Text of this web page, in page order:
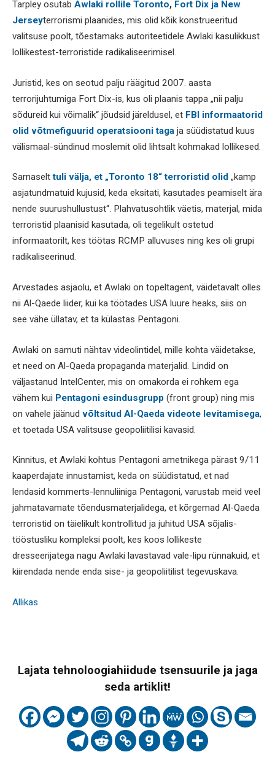
Tarpley osutab Awlaki rollile Toronto, Fort Dix ja New
Jerseyterrorismi plaanides, mis olid kõik konstrueeritud
valitsuse poolt, tõestamaks autoriteetidele Awlaki kasulikkust
lollikestest-terroristide radikaliseerimisel.
Juristid, kes on seotud palju räägitud 2007. aasta
terrorijuhtumiga Fort Dix-is, kus oli plaanis tappa „nii palju
sõdureid kui võimalik“ jõudsid järeldusel, et FBI informaatorid
olid võtmefiguurid operatsiooni taga ja süüdistatud kuus
välismaal-sündinud moslemit olid lihtsalt kohmakad lollikesed.
Sarnaselttuli välja, et „Toronto 18“ terroristid olid „kamp
asjatundmatuid kujusid, keda eksitati, kasutades peamiselt ära
nende suurushullustust“. Plahvatusohtlik väetis, materjal, mida
terroristid plaanisid kasutada, oli tegelikult ostetud
informaatorilt, kes töötas RCMP alluvuses ning kes oli grupi
radikaliseerinud.
Arvestades asjaolu, et Awlaki on topeltagent, väidetavalt olles
nii Al-Qaede liider, kui ka töötades USA luure heaks, siis on
see vähe üllatav, et ta külastas Pentagoni.
Awlaki on samuti nähtav videolintidel, mille kohta väidetakse,
et need on Al-Qaeda propaganda materjalid. Lindid on
väljastanud IntelCenter, mis on omakorda ei rohkem ega
vähem kui Pentagoni esindusgrupp (front group) ning mis
on vahele jäänud võltsitud Al-Qaeda videote levitamisega,
et toetada USA valitsuse geopoliitilisi kavasid.
Kinnitus, et Awlaki kohtus Pentagoni ametnikega pärast 9/11
kaaperdajate innustamist, keda on süüdistatud, et nad
lendasid kommerts-lennuliiniga Pentagoni, varustab meid veel
jahmatavamate tõendusmaterjalidega, et kõrgemad Al-Qaeda
terroristid on täielikult kontrollitud ja juhitud USA sõjalis-
tööstusliku kompleksi poolt, kes koos lollikeste
dresseerijatega nagu Awlaki lavastavad vale-lipu rünnakuid, et
kiirendada nende enda sise- ja geopoliitilist tegevuskava.
Allikas
Lajata tehnoloogiahiidude tsensuurile ja jaga
seda artiklit!